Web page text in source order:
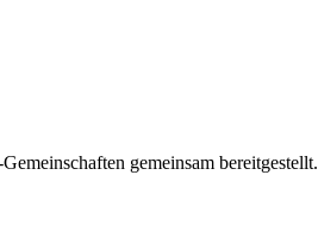
gemeinsam bereitgestellt.